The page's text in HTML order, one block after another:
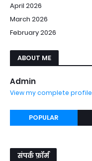
April 2026
March 2026
February 2026
ABOUT ME
Admin
View my complete profile
POPULAR
संपर्क फ़ॉर्म